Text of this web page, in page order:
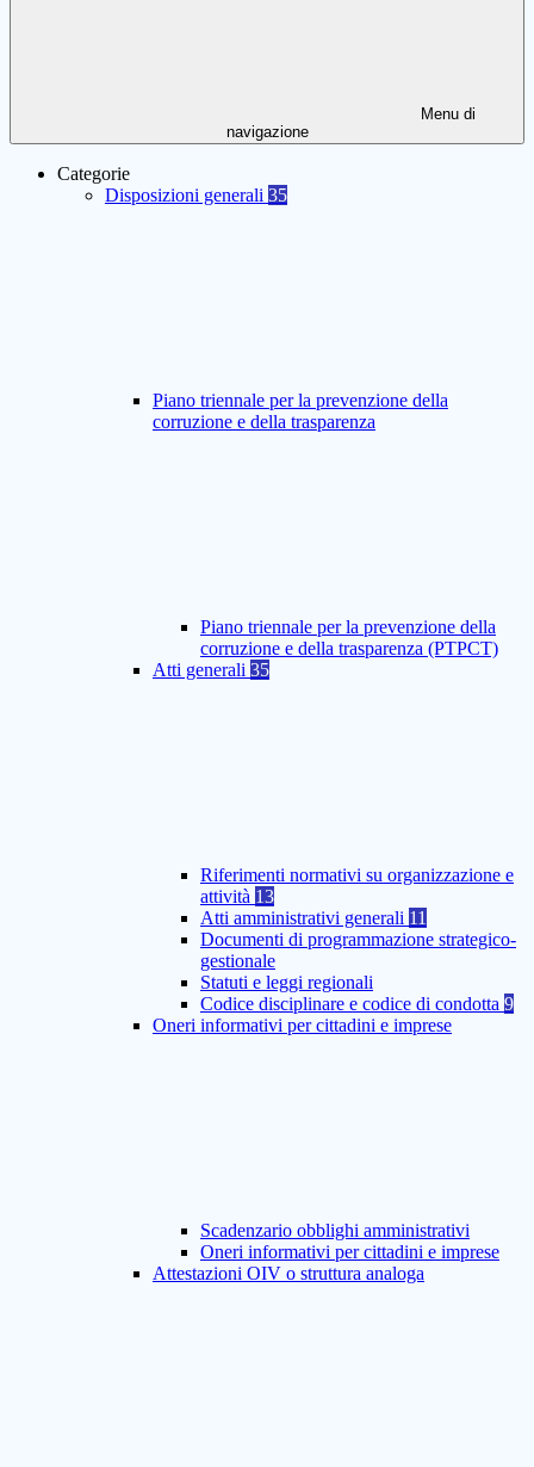
Menu di
navigazione
Categorie
Disposizioni generali 35
Piano triennale per la prevenzione della
corruzione e della trasparenza
Piano triennale per la prevenzione della
corruzione e della trasparenza (PTPCT)
Atti generali 35
Riferimenti normativi su organizzazione e
attività 13
Atti amministrativi generali 11
Documenti di programmazione strategico-
gestionale
Statuti e leggi regionali
Codice disciplinare e codice di condotta 9
Oneri informativi per cittadini e imprese
Scadenzario obblighi amministrativi
Oneri informativi per cittadini e imprese
Attestazioni OIV o struttura analoga